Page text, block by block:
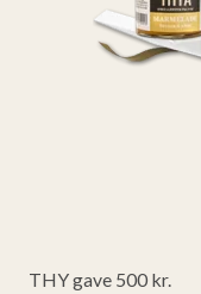
THY gave 500 kr.